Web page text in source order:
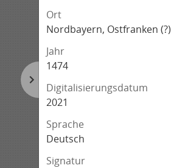
Ort
Nordbayern, Ostfranken (?)
Jahr
1474
Digitalisierungsdatum
2021
Sprache
Deutsch
Signatur